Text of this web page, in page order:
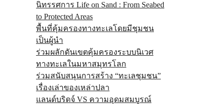
นิทรรศการ Life on Sand : From Seabed
to Protected Areas
พื้นที่คุ้มครองทางทะเลโดยมีชุมชน
เป็นผู้นำ
ร่วมผลักดันเขตคุ้มครองระบบนิเวศ
ทางทะเลในมหาสมุทรโลก
ร่วมสนับสนุนการสร้าง “ทะเลชุมชน”
เรื่องเล่าของเหล่าปลา
แลนด์บริดจ์ VS ความอุดมสมบูรณ์